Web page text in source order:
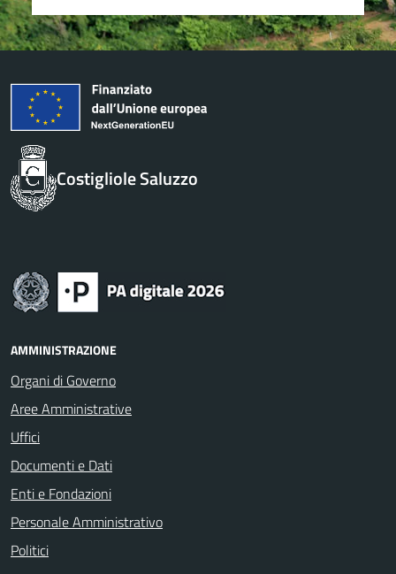
Costigliole Saluzzo
AMMINISTRAZIONE
Organi di Governo
Aree Amministrative
Uffici
Documenti e Dati
Enti e Fondazioni
Personale Amministrativo
Politici